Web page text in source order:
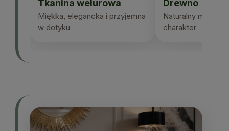
Tkanina welurowa
Miękka, elegancka i przyjemna
w dotyku
Drewno
Naturalny
charakter